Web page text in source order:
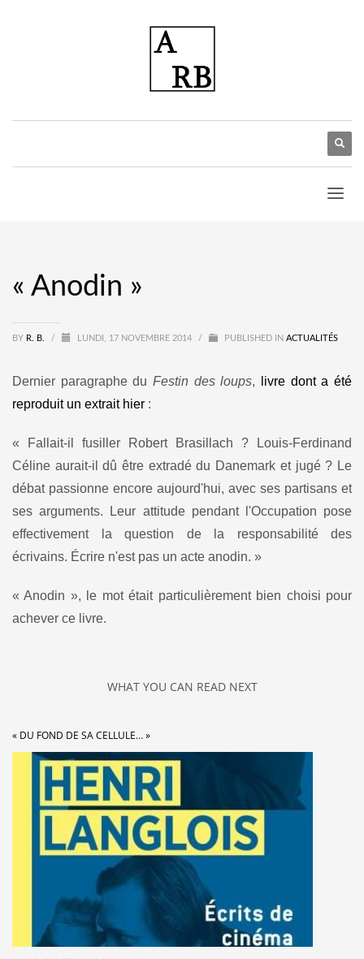
« Anodin »
BY R. B. / LUNDI, 17 NOVEMBRE 2014 / PUBLISHED IN ACTUALITÉS
Dernier paragraphe du Festin des loups,
livre dont a été
reproduit un extrait hier :
« Fallait-il fusiller Robert Brasillach ? Louis-Ferdinand
Céline aurait-il dû être extradé du Danemark et jugé ? Le
débat passionne encore aujourd'hui, avec ses partisans et
ses arguments. Leur attitude pendant l'Occupation pose
effectivement la question de la responsabilité des
écrivains. Écrire n'est pas un acte anodin. »
« Anodin », le mot était particulièrement bien choisi pour
achever ce livre.
WHAT YOU CAN READ NEXT
« DU FOND DE SA CELLULE… »